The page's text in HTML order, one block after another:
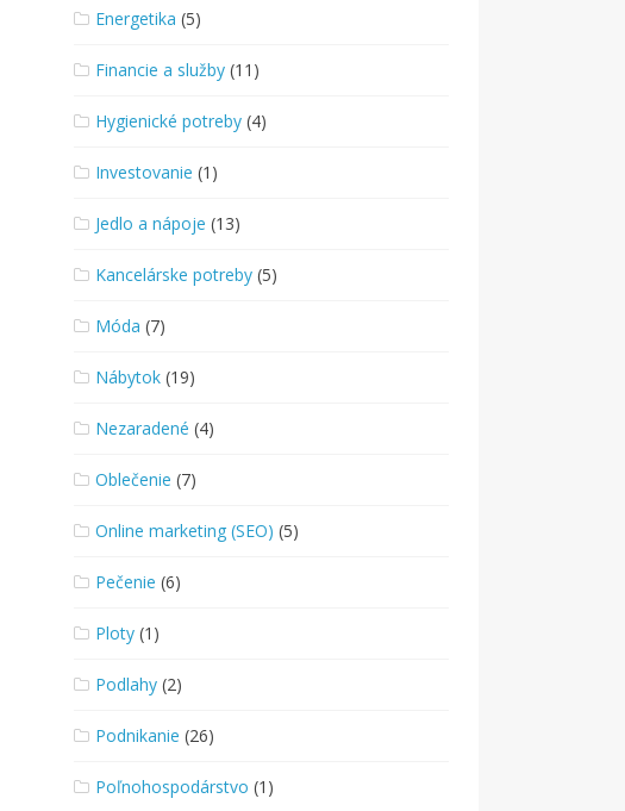
Energetika (5)
Financie a služby (11)
Hygienické potreby (4)
Investovanie (1)
Jedlo a nápoje (13)
Kancelárske potreby (5)
Móda (7)
Nábytok (19)
Nezaradené (4)
Oblečenie (7)
Online marketing (SEO) (5)
Pečenie (6)
Ploty (1)
Podlahy (2)
Podnikanie (26)
Poľnohospodárstvo (1)